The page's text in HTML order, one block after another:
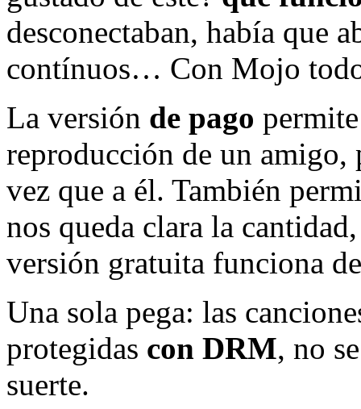
desconectaban, había que
contínuos… Con Mojo
La versión de pago
reproducción de un amigo,
vez que a él. También
nos queda clara la
versión gratuita funciona
Una sola pega: las
protegidas con DRM, no
suerte.